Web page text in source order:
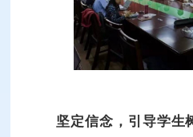
坚定信念，引导学生